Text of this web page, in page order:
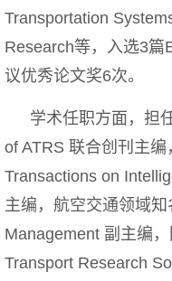
Transportation
Research等，入选3篇
议优秀论文奖6次。
学术任职方面，担
of ATRS 联合创刊主
Transactions on
主编，航空交通领域
Management 副主编
Transport Research